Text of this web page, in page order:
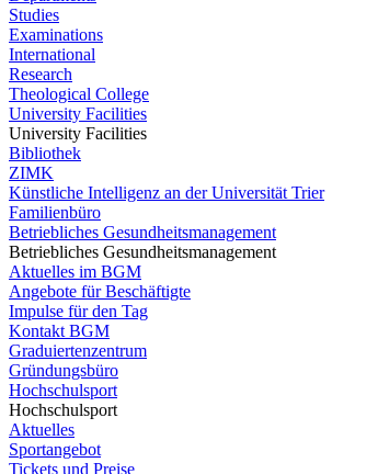
Studies
Examinations
International
Research
Theological College
University Facilities
University Facilities
Bibliothek
ZIMK
Künstliche Intelligenz an der Universität Trier
Familienbüro
Betriebliches Gesundheitsmanagement
Betriebliches Gesundheitsmanagement
Aktuelles im BGM
Angebote für Beschäftigte
Impulse für den Tag
Kontakt BGM
Graduiertenzentrum
Gründungsbüro
Hochschulsport
Hochschulsport
Aktuelles
Sportangebot
Tickets und Preise